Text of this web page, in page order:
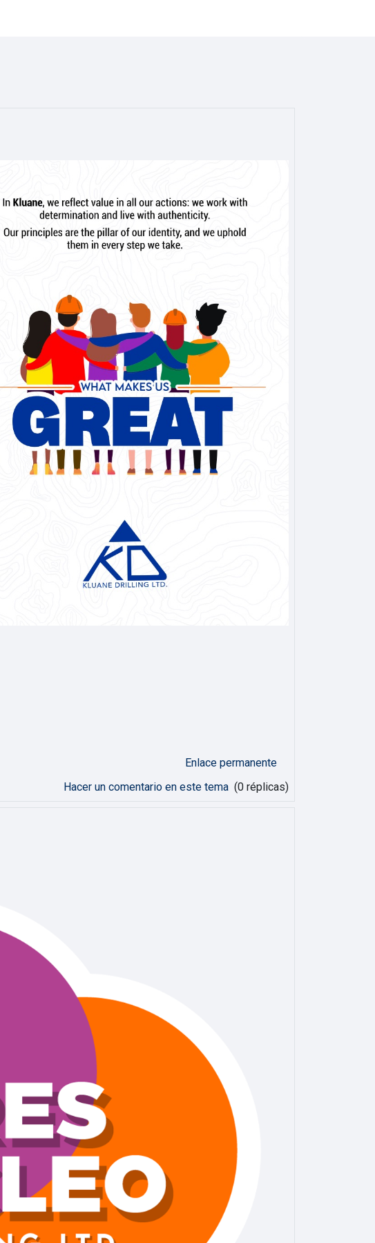
Enlace permanente
Hacer un comentario en este tema (0 réplicas)